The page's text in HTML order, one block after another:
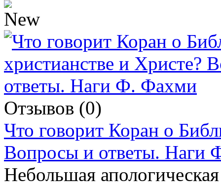
Отзывов (0)
Что говорит Коран о
Вопросы и ответы. Наги
Небольшая